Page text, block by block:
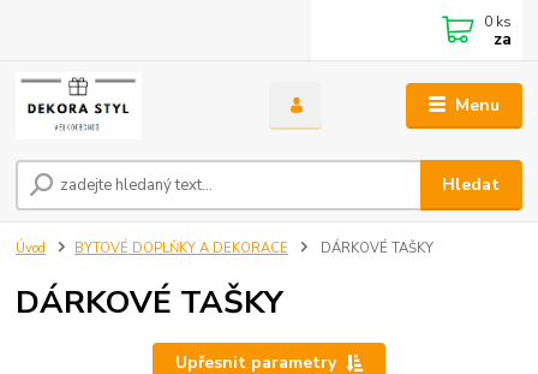
Menu
Hledat
0 ks
za
Úvod BYTOVÉ DOPLŇKY A DEKORACE DÁRKOVÉ TAŠKY
DÁRKOVÉ TAŠKY
Upřesnit parametry